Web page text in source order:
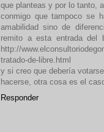
que planteas y por lo tanto,
conmigo que tampoco se
amabilidad sino de
remito a esta entrada del
http://
tratado-de-libre.html
y si creo que debería
hacerse, otra cosa es el
Responder